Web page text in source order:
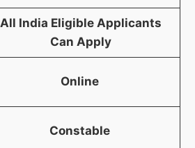
All India Eligible Applicants
Can Apply
Online
Constable